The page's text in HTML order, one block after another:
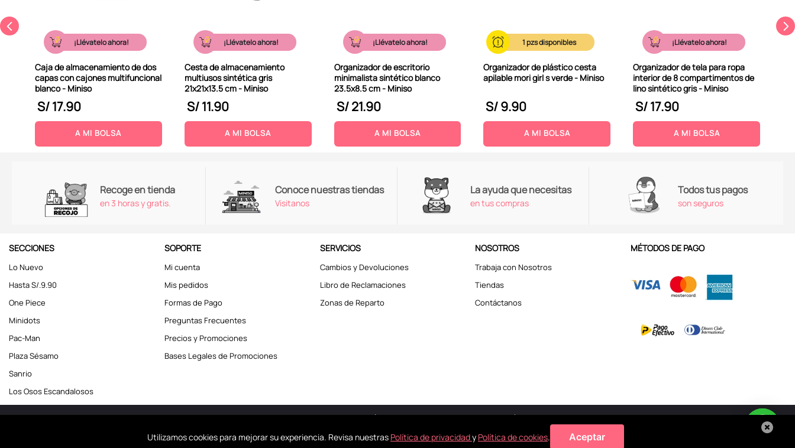
Utilizamos cookies para mejorar su experiencia. Revisa nuestras Política de privacidady Política de cookies. Aceptar
¡Llévatelo ahora!
Caja de almacenamiento de dos
capas con cajones multifuncional
blanco - Miniso
S/17.90
A MI BOLSA
¡Llévatelo ahora!
Cesta de almacenamiento
multiusos sintética gris
21x21x13.5 cm - Miniso
S/11.90
A MI BOLSA
¡Llévatelo ahora!
Organizador de escritorio
minimalista sintético blanco
23.5x8.5 cm - Miniso
S/21.90
A MI BOLSA
1
Organizador de plástico cesta
apilable mori girl s verde - Miniso
S/9.90
A MI BOLSA
¡Llévatelo ahora!
Organizador de tela para ropa
interior de 8 compartimentos de
lino sintético gris - Miniso
S/17.90
A MI BOLSA
Recoge en tienda
en 3 horas y gratis.
Conoce nuestras tiendas
Visitanos
La ayuda que necesitas
en tus compras
Todos tus pagos
son seguros
SECCIONES
Lo Nuevo
Hasta S/.9.90
One Piece
Minidots
Pac-Man
Plaza Sésamo
Sanrio
Los Osos Escandalosos
SOPORTE
Mi cuenta
Mis pedidos
Formas de Pago
Preguntas Frecuentes
Precios y Promociones
Bases Legales de Promociones
SERVICIOS
Cambios y Devoluciones
Libro de Reclamaciones
Zonas de Reparto
NOSOTROS
Trabaja con Nosotros
Tiendas
Contáctanos
MÉTODOS DE PAGO
Miniso Perú. Todos los derechos reservados © 2025 Términos y Condiciones Aviso de Privacidad
Usamos cookies para mejorar tu experiencia. Revisa nuestraPolítica de Privacidady decookies